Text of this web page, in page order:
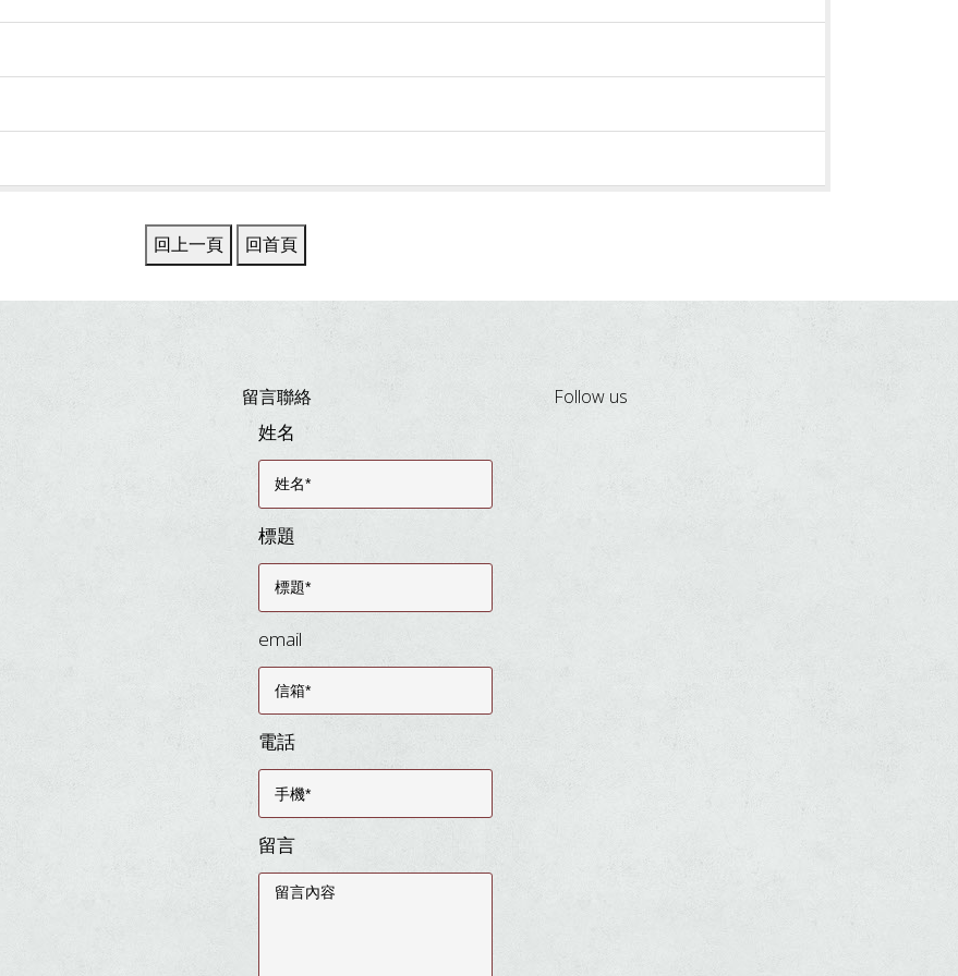
留言聯絡
姓名
標題
email
電話
留言
Follow us